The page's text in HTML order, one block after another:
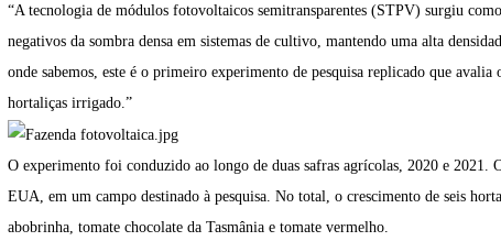
“A tecnologia de módulos fotovoltaicos semitransparentes (STPV) surgiu
negativos da sombra densa em sistemas de cultivo, mantendo uma alta
onde sabemos, este é o primeiro experimento de pesquisa replicado que
hortaliças irrigado.”
O experimento foi conduzido ao longo de duas safras agrícolas, 2020 e
EUA, em um campo destinado à pesquisa. No total, o crescimento de seis
abobrinha, tomate chocolate da Tasmânia e tomate vermelho.